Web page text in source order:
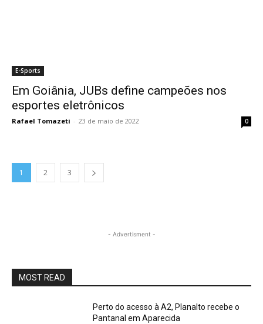
E-Sports
Em Goiânia, JUBs define campeões nos
esportes eletrônicos
Rafael Tomazeti - 23 de maio de 2022 0
1 2 3
- Advertisment -
MOST READ
Perto do acesso à A2, Planalto recebe o
Pantanal em Aparecida